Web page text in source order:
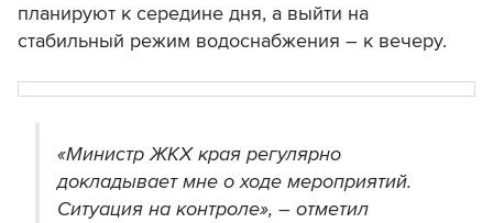
планируют к середине дня, а выйти на
стабильный режим водоснабжения – к вечеру.
«Министр ЖКХ края регулярно
докладывает мне о ходе мероприятий.
Ситуация на контроле», – отметил